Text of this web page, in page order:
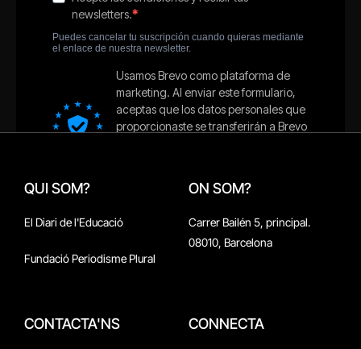
QUI SOM?
El Diari de l'Educació
Fundació Periodisme Plural
ON SOM?
Carrer Bailén 5, principal.
08010, Barcelona
CONTACTA'NS CONNECTA